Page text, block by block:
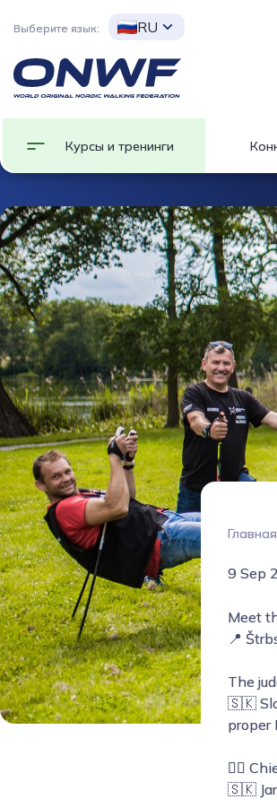
Выберите язык: RU
Курсы и тренинги
9 Sep
Meet
📍
The
🇸🇰
proper
👨‍⚖️
🇸🇰